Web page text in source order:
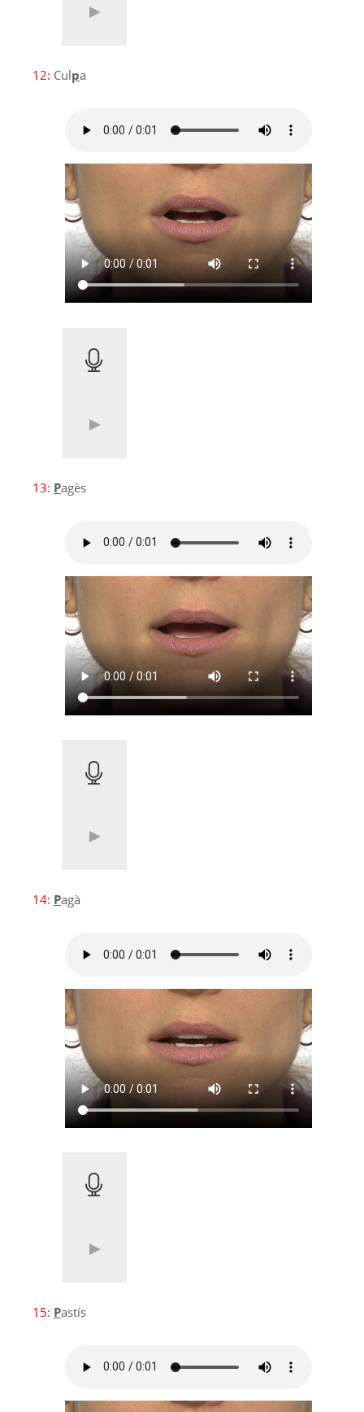
12: Culpa
13: Pagès
14: Pagà
15: Pastís